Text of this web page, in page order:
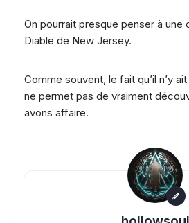
On pourrait presque penser à une
Diable de New Jersey.
Comme souvent, le fait qu’il n’y
ne permet pas de vraiment
avons affaire.